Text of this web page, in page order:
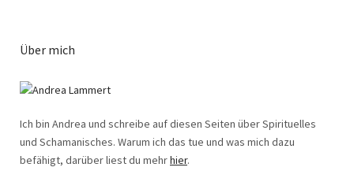
Über mich
Ich bin Andrea und schreibe auf diesen Seiten über Spirituelles
und Schamanisches. Warum ich das tue und was mich dazu
befähigt, darüber liest du mehrhier.